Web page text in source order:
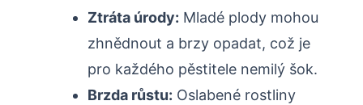
Ztráta úrody: Mladé plody⁢ mohou
zhnědnout a brzy opadat, což je
pro každého​ pěstitele nemilý šok.
Brzda růstu: Oslabené rostliny